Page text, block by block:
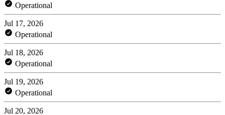
Operational
Jul 17, 2026
Operational
Jul 18, 2026
Operational
Jul 19, 2026
Operational
Jul 20, 2026